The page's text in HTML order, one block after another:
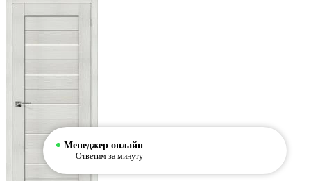
Менеджер онлайн
Ответим за минуту